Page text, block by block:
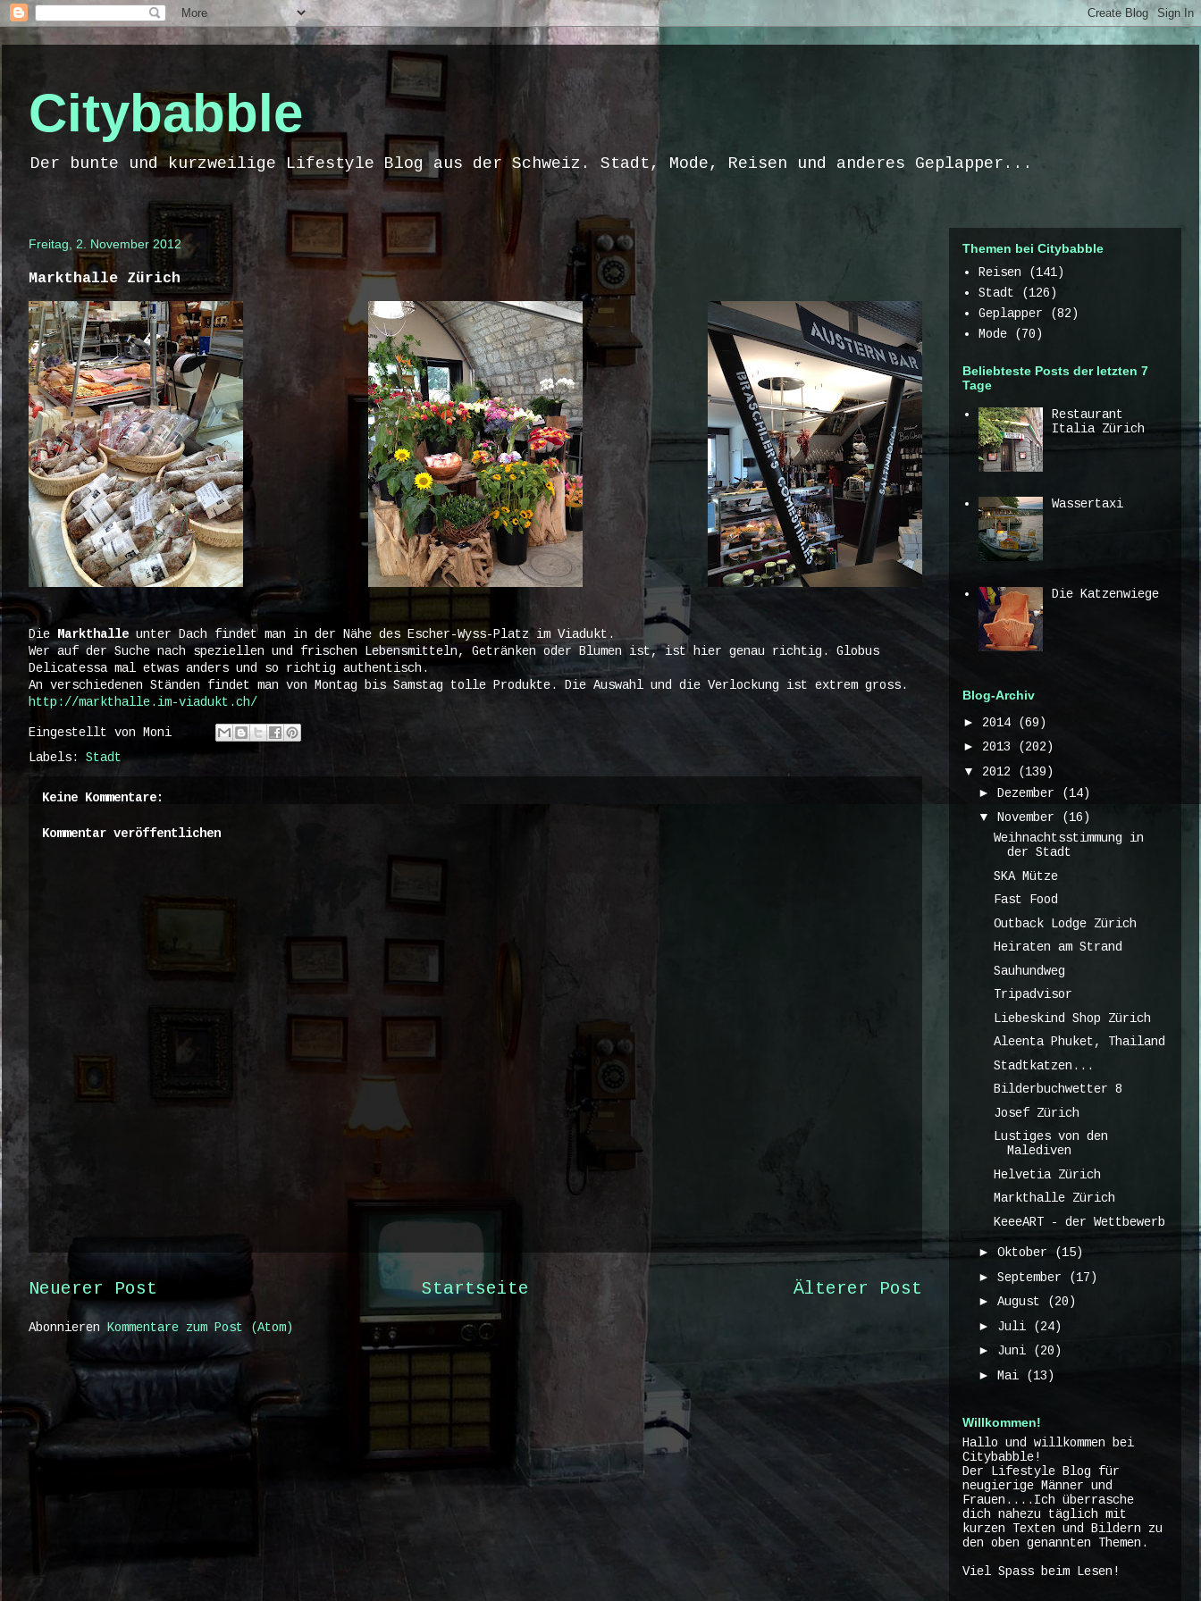
Citybabble
Der bunte und kurzweilige Lifestyle Blog aus der Schweiz. Stadt, Mode, Reisen und anderes Geplapper...
Freitag, 2. November 2012
Markthalle Zürich
Die Markthalle unter Dach findet man in der Nähe des Escher-Wyss-Platz im Viadukt.
Wer auf der Suche nach speziellen und frischen Lebensmitteln, Getränken oder Blumen ist, ist hier genau richtig. Globus
Delicatessa mal etwas anders und so richtig authentisch.
An verschiedenen Ständen findet man von Montag bis Samstag tolle Produkte. Die Auswahl und die Verlockung ist extrem gross.
http://markthalle.im-viadukt.ch/
Eingestellt von
Moni
Labels: Stadt
Keine Kommentare:
Kommentar veröffentlichen
Neuerer Post Älterer Post
Startseite
Abonnieren Kommentare zum Post (Atom)
Themen bei Citybabble
Reisen
(141)
Stadt
(126)
Geplapper
(82)
Mode
(70)
Beliebteste Posts der letzten 7
Tage
Restaurant
Italia Zürich
Wassertaxi
Die Katzenwiege
Blog-Archiv
► 2014
(69)
► 2013
(202)
▼ 2012
(139)
►
Dezember
(14)
▼ November
(16)
Weihnachtsstimmung in
der Stadt
SKA Mütze
Fast Food
Outback Lodge Zürich
Heiraten am Strand
Sauhundweg
Tripadvisor
Liebeskind Shop Zürich
Aleenta Phuket, Thailand
Stadtkatzen...
Bilderbuchwetter 8
Josef Zürich
Lustiges von den
Malediven
Helvetia Zürich
Markthalle Zürich
KeeeART - der Wettbewerb
► Oktober
(15)
► September
(17)
► August
(20)
► Juli
(24)
► Juni
(20)
►
Mai (13)
Willkommen!
Hallo und willkommen bei
Citybabble!
Der Lifestyle Blog für
neugierige Männer und
Frauen....Ich überrasche
dich nahezu täglich mit
kurzen Texten und Bildern zu
den oben genannten Themen.
Viel Spass beim Lesen!